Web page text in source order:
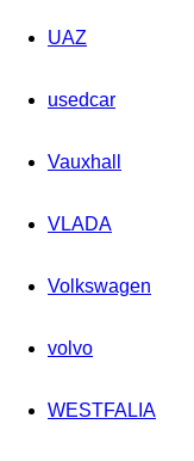
UAZ
usedcar
Vauxhall
VLADA
Volkswagen
volvo
WESTFALIA